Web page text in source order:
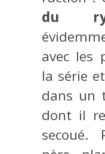
du
avec les
la série
dans un
dont il
secoué.